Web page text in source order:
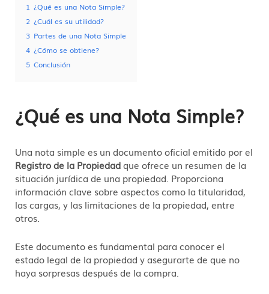
1 ¿Qué es una Nota Simple?
2 ¿Cuál es su utilidad?
3 Partes de una Nota Simple
4 ¿Cómo se obtiene?
5 Conclusión
¿Qué es una Nota Simple?
Una nota simple es un documento oficial emitido por el
Registro de la Propiedadque ofrece un resumen de la
situación jurídica de una propiedad. Proporciona
información clave sobre aspectos como la titularidad,
las cargas, y las limitaciones de la propiedad, entre
otros.
Este documento es fundamental para conocer el
estado legal de la propiedad y asegurarte de que no
haya sorpresas después de la compra.